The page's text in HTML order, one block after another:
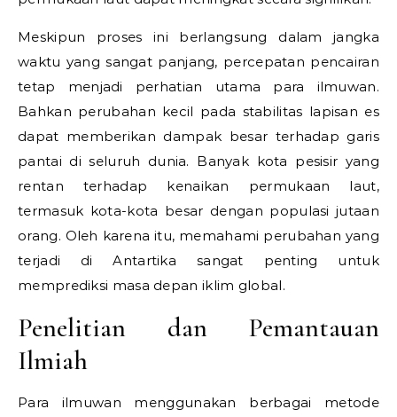
Meskipun proses ini berlangsung dalam jangka
waktu yang sangat panjang, percepatan pencairan
tetap menjadi perhatian utama para ilmuwan.
Bahkan perubahan kecil pada stabilitas lapisan es
dapat memberikan dampak besar terhadap garis
pantai di seluruh dunia. Banyak kota pesisir yang
rentan terhadap kenaikan permukaan laut,
termasuk kota-kota besar dengan populasi jutaan
orang. Oleh karena itu, memahami perubahan yang
terjadi di Antartika sangat penting untuk
memprediksi masa depan iklim global.
Penelitian dan Pemantauan
Ilmiah
Para ilmuwan menggunakan berbagai metode